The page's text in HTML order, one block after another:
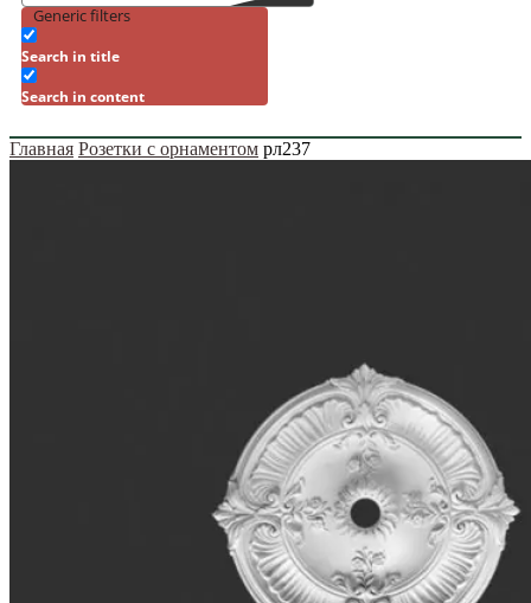
Generic filters
Search in title
Search in content
Главная Розетки с орнаментом рл237